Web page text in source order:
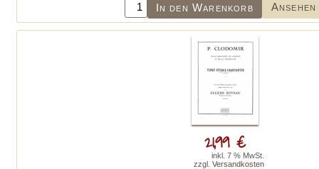
In den Warenkorb Ansehen
21,99 €
inkl. 7 % MwSt.
zzgl. Versandkosten